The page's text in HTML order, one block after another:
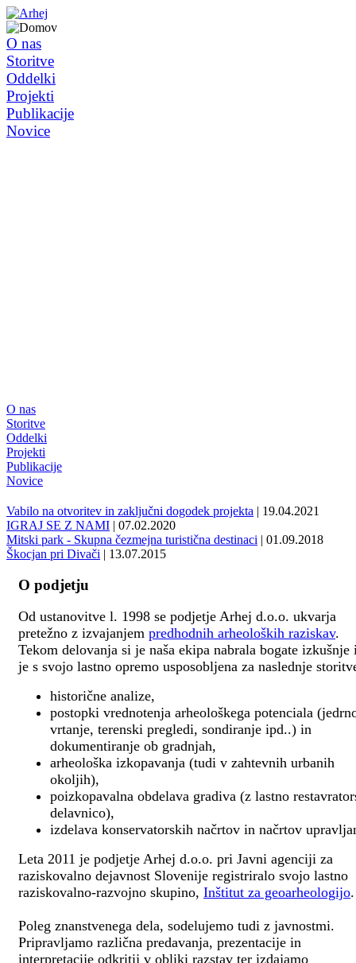
O nas
Storitve
Oddelki
Projekti
Publikacije
Novice
O nas
Storitve
Oddelki
Projekti
Publikacije
Novice
Vabilo na otvoritev in zaključni dogodek projekta | 19.04.2021
IGRAJ SE Z NAMI | 07.02.2020
Mitski park - Skupna čezmejna turistična destinaci | 01.09.2018
Škocjan pri Divači | 13.07.2015
O podjetju
Od ustanovitve l. 1998 se podjetje Arhej d.o.o. ukvarja
pretežno z izvajanjem predhodnih arheoloških raziskav.
Tekom delovanja si je naša ekipa nabrala bogate izkušnje
je s svojo lastno opremo usposobljena za naslednje
historične analize,
postopki vrednotenja arheološkega potenciala
vrtanje, terenski pregledi, sondiranje ipd..) in
dokumentiranje ob gradnjah,
arheološka izkopavanja (tudi v zahtevnih urbanih
okoljih),
poizkopavalna obdelava gradiva (z lastno
delavnico),
izdelava konservatorskih načrtov in načrtov
Leta 2011 je podjetje Arhej d.o.o. pri Javni agenciji za
raziskovalno dejavnost Slovenije registriralo svojo lastno
raziskovalno-razvojno skupino, Inštitut za geoarheologijo.
Poleg znanstvenega dela, sodelujemo tudi z javnostmi.
Pripravljamo različna predavanja, prezentacije in
interpretacije odkritij v obliki razstav ter izdajamo